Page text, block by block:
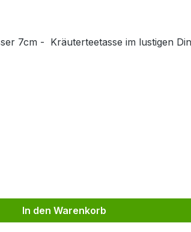
Sie in einer
In den Warenkorb